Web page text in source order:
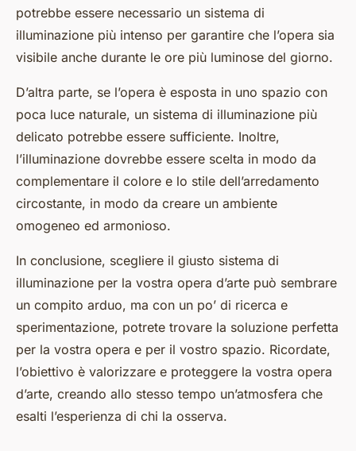
potrebbe essere necessario un sistema di
illuminazione più intenso per garantire che l’opera sia
visibile anche durante le ore più luminose del giorno.
D’altra parte, se l’opera è esposta in uno spazio con
poca luce naturale, un sistema di illuminazione più
delicato potrebbe essere sufficiente. Inoltre,
l’illuminazione dovrebbe essere scelta in modo da
complementare il colore e lo stile dell’arredamento
circostante, in modo da creare un ambiente
omogeneo ed armonioso.
In conclusione, scegliere il giusto sistema di
illuminazione per la vostra opera d’arte può sembrare
un compito arduo, ma con un po’ di ricerca e
sperimentazione, potrete trovare la soluzione perfetta
per la vostra opera e per il vostro spazio. Ricordate,
l’obiettivo è valorizzare e proteggere la vostra opera
d’arte, creando allo stesso tempo un’atmosfera che
esalti l’esperienza di chi la osserva.